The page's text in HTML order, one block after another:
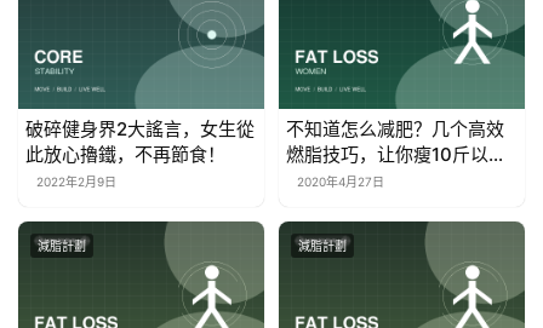
破碎健身界2大謠言，女生從
此放心擼鐵，不再節食！
2022年2月9日
不知道怎么减肥？几个高效
燃脂技巧，让你瘦10斤以
上！
2020年4月27日
減脂計劃 減脂計劃